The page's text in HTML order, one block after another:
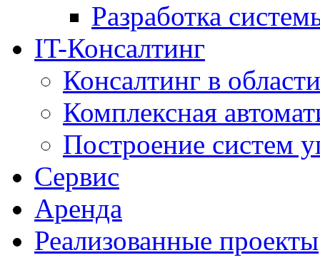
Разработка
IT-Консалтинг
Консалтинг в
Комплексная
Построение систем
Сервис
Аренда
Реализованные проекты